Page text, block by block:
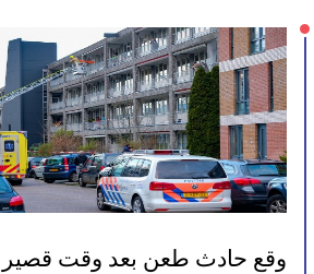
وقع حادث طعن بعد وقت قصير